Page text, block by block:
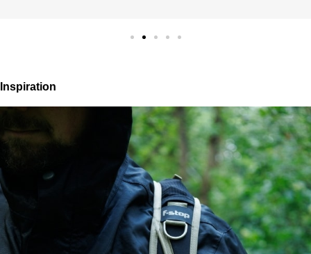
Inspiration